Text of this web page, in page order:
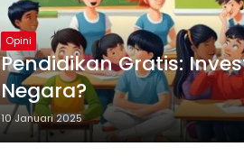
Opini
Pendidikan Gratis:
Negara?
10 Januari 2025